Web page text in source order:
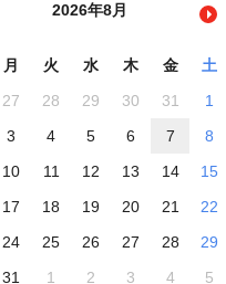
2026年8月
月 火 水 木 金
土
27 28 29 30 31
1
3 4 5 6 7
8
10 11 12 13 14
15
17 18 19 20 21
22
24 25 26 27 28
29
31 1 2 3 4 5